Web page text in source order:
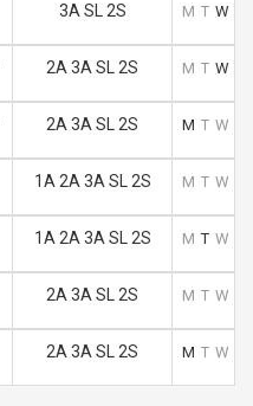
3A SL 2S M T W
2A 3A SL 2S M T W
2A 3A SL 2S M T W
1A 2A 3A SL 2S M T W
1A 2A 3A SL 2S M T W
2A 3A SL 2S M T W
2A 3A SL 2S M T W